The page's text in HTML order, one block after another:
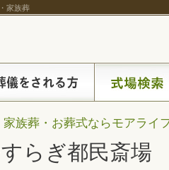
家族葬
家族葬・お葬式ならモアライ
らぎ都民斎場